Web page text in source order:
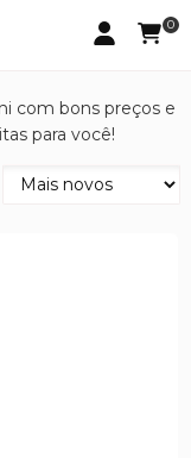
0
com bons preços e
para você!